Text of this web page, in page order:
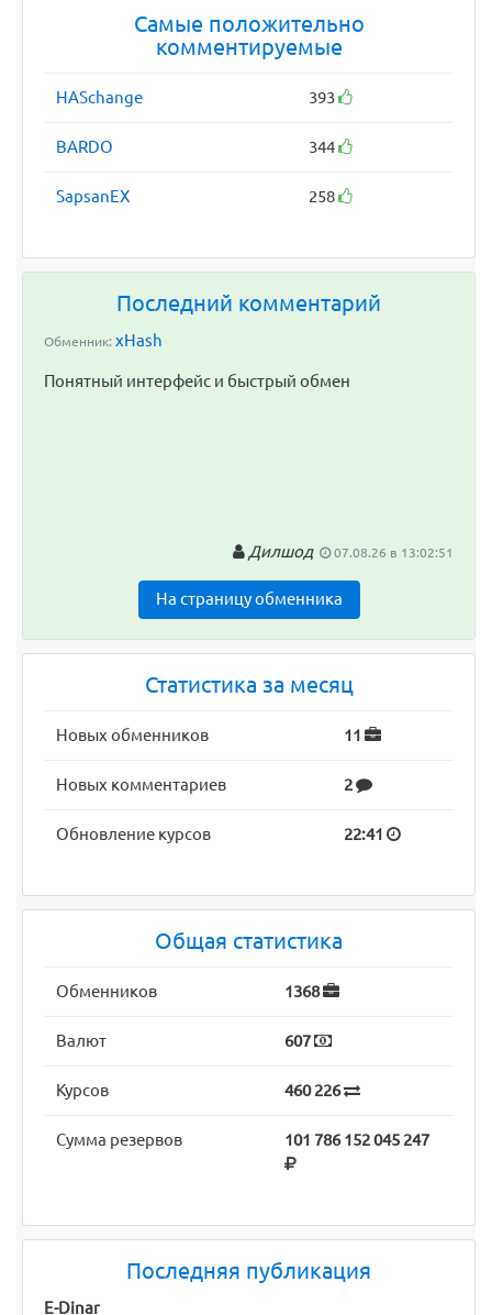
Самые положительно
комментируемые
HASchange 393
BARDO 344
SapsanEX 258
Последний комментарий
Обменник: xHash
Понятный интерфейс и быстрый обмен
Дилшод 07.08.26 в 13:02:51
На страницу обменника
Статистика за месяц
Новых обменников 11
Новых комментариев 2
Обновление курсов 22:41
Общая статистика
Обменников 1368
Валют 607
Курсов 460 226
Сумма резервов 101 786 152 045 247
Последняя публикация
E-Dinar